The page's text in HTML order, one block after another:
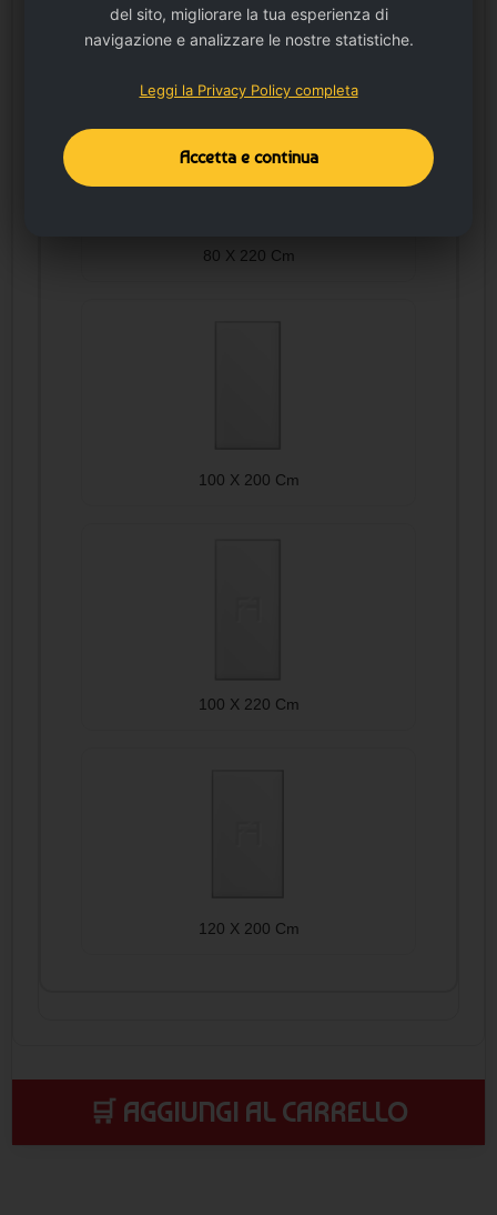
80 X 200 Cm
80 X 220 Cm
100 X 200 Cm
100 X 220 Cm
120 X 200 Cm
🛒 AGGIUNGI AL CARRELLO
del sito, migliorare la tua esperienza di
navigazione e analizzare le nostre statistiche.
Leggi la Privacy Policy completa
Accetta e continua